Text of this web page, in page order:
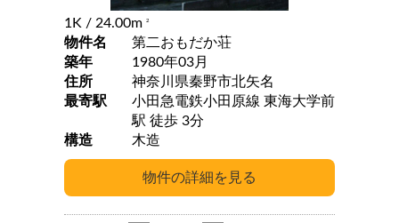
1K / 24.00m 2
物件名
第二おもだか荘
築年
1980年03月
住所
神奈川県秦野市北矢名
最寄駅
小田急電鉄小田原線 東海大学前
駅 徒歩 3分
構造
木造